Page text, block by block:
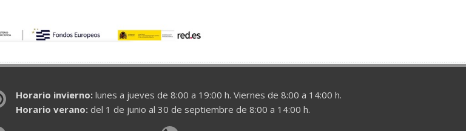
Horario invierno:lunes a jueves de 8:00 a 19:00 h. Viernes de 8:00 a 14:00 h.
Horario verano:del 1 de junio al 30 de septiembre de 8:00 a 14:00 h.